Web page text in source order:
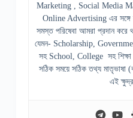
Marketing , Social Media
Online Advertising এর
সমস্ত পরিষেবা আমরা প্রদান করে
যেমন- Scholarship,
সহ School, College সহ শিক্ষা
সঠিক সময়ে সঠিক তথ্য মাতৃভাষা
এই